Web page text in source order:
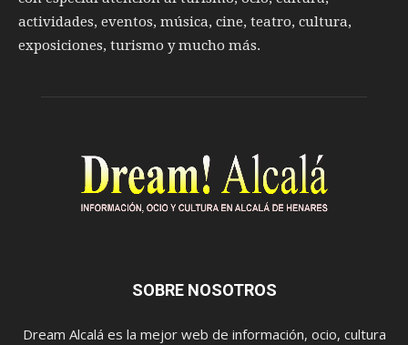
actividades, eventos, música, cine, teatro, cultura,
exposiciones, turismo y mucho más.
SOBRE NOSOTROS
Dream Alcalá es la mejor web de información, ocio, cultura